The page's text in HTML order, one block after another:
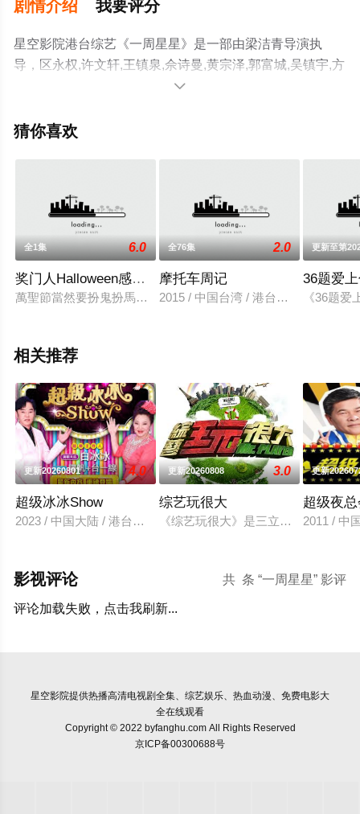
剧情介绍 我要评分
星空影院港台综艺《一周星星》是一部由梁洁青导演执
导，区永权,许文轩,王镇泉,佘诗曼,黄宗泽,郭富城,吴镇宇,方
中信,麦兆辉等明星演员精彩演绎的中国香港综艺，手机免
关信息可移步至豆瓣综艺、电视猫或剧情网等平台了解。

猜你喜欢
全1集 6.0
奖门人Halloween感谢祭
萬聖節當然要扮鬼扮馬，節慶臨近，不如先辦個萬聖節感謝祭
全76集 2.0
摩托车周记
2015 / 中国台湾 / 港台综艺
更新至第
36题爱
《36题
相关推荐
更新20260801 4.0
超级冰冰Show
2023 / 中国大陆 / 港台综艺
更新20260808 3.0
综艺玩很大
《综艺玩很大》是三立电视与台湾
更新
超级夜
2011 / 中
共 条 “一周星星” 影评
影视评论
评论加载失败，点击我刷新...
星空影院提供热播高清电视剧全集、综艺娱乐、热血动漫、免费电影大
全在线观看
Copyright © 2022 byfanghu.com All Rights Reserved
京ICP备00300688号